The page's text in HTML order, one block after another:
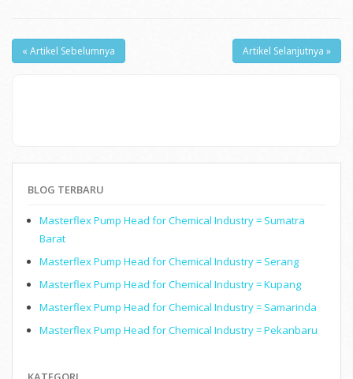
Artikel Selanjutnya »
« Artikel Sebelumnya
BLOG TERBARU
Masterflex Pump Head for Chemical Industry = Sumatra
Barat
Masterflex Pump Head for Chemical Industry = Serang
Masterflex Pump Head for Chemical Industry = Kupang
Masterflex Pump Head for Chemical Industry = Samarinda
Masterflex Pump Head for Chemical Industry = Pekanbaru